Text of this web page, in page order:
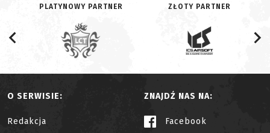
PLATYNOWY PARTNER ZŁOTY PARTNER
O SERWISIE:
Redakcja
ZNAJDŹ NAS NA:
Facebook